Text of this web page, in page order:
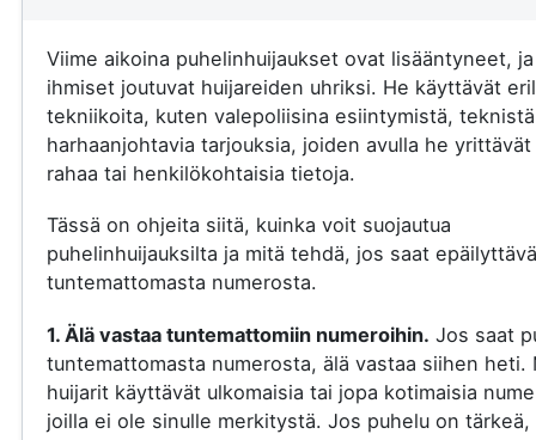
Viime aikoina puhelinhuijaukset ovat lisääntyneet,
ihmiset joutuvat huijareiden uhriksi. He käyttävät
tekniikoita, kuten valepoliisina esiintymistä,
harhaanjohtavia tarjouksia, joiden avulla he yrittävät
rahaa tai henkilökohtaisia tietoja.
Tässä on ohjeita siitä, kuinka voit suojautua
puhelinhuijauksilta ja mitä tehdä, jos saat
tuntemattomasta numerosta.
1. Älä vastaa tuntemattomiin numeroihin. Jos saat
tuntemattomasta numerosta, älä vastaa siihen heti.
huijarit käyttävät ulkomaisia tai jopa kotimaisia
joilla ei ole sinulle merkitystä. Jos puhelu on